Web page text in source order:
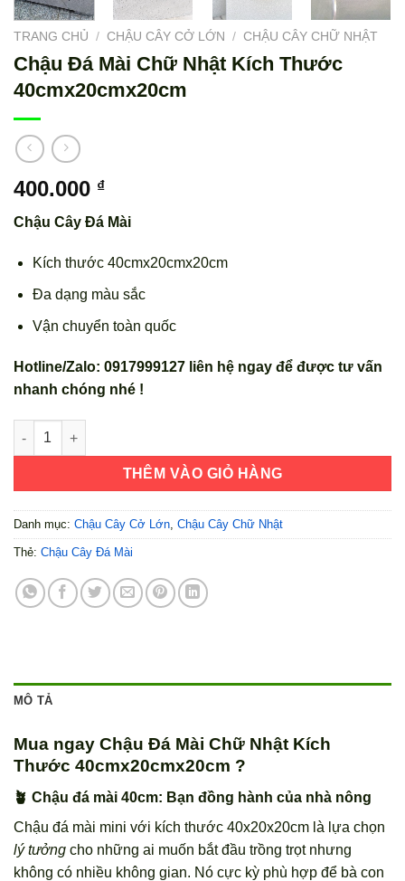
TRANG CHỦ / CHẬU CÂY CỞ LỚN / CHẬU CÂY CHỮ NHẬT
Chậu Đá Mài Chữ Nhật Kích Thước
40cmx20cmx20cm
400.000 ₫
Chậu Cây Đá Mài
Kích thước 40cmx20cmx20cm
Đa dạng màu sắc
Vận chuyển toàn quốc
Hotline/Zalo: 0917999127 liên hệ ngay để được tư vấn
nhanh chóng nhé !
Chậu Đá Mài Chữ Nhật Kích Thước 40cmx20cmx20cm số lượng
THÊM VÀO GIỎ HÀNG
Danh mục: Chậu Cây Cở Lớn, Chậu Cây Chữ Nhật
Thẻ: Chậu Cây Đá Mài
MÔ TẢ
Mua ngay Chậu Đá Mài Chữ Nhật Kích
Thước 40cmx20cmx20cm ?
🪴 Chậu đá mài 40cm: Bạn đồng hành của nhà nông
Chậu đá mài mini với kích thước 40x20x20cm là lựa chọn
lý tưởng cho những ai muốn bắt đầu trồng trọt nhưng
không có nhiều không gian. Nó cực kỳ phù hợp để bà con